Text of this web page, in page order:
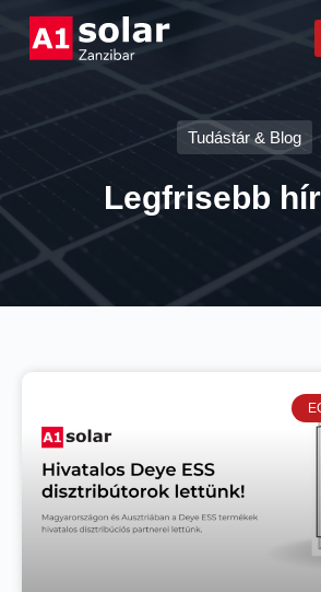
S
n
Tudástár & Blog
Legfrisebb